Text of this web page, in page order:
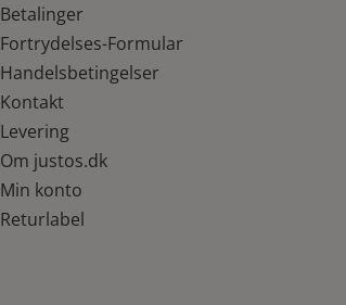
Betalinger
Fortrydelses-Formular
Handelsbetingelser
Kontakt
Levering
Om justos.dk
Min konto
Returlabel